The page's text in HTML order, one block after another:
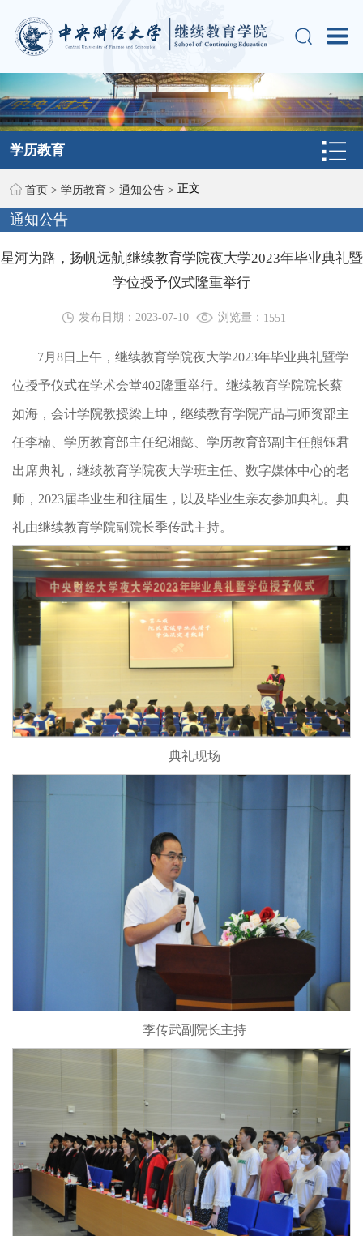
学历教育
首页 > 学历教育 > 通知公告 > 正文
通知公告
星河为路，扬帆远航|继续教育学院夜大学2023年毕业典礼暨
学位授予仪式隆重举行
发布日期：2023-07-10 浏览量： 1551
7月8日上午，继续教育学院夜大学2023年毕业典礼暨学
位授予仪式在学术会堂402隆重举行。继续教育学院院长蔡
如海，会计学院教授梁上坤，继续教育学院产品与师资部主
任李楠、学历教育部主任纪湘懿、学历教育部副主任熊钰君
出席典礼，继续教育学院夜大学班主任、数字媒体中心的老
师，2023届毕业生和往届生，以及毕业生亲友参加典礼。典
礼由继续教育学院副院长季传武主持。
典礼现场
季传武副院长主持